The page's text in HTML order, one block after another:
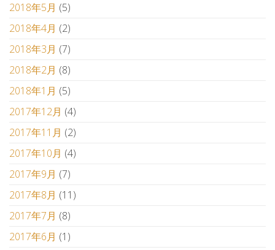
2018年5月 (5)
2018年4月 (2)
2018年3月 (7)
2018年2月 (8)
2018年1月 (5)
2017年12月 (4)
2017年11月 (2)
2017年10月 (4)
2017年9月 (7)
2017年8月 (11)
2017年7月 (8)
2017年6月 (1)